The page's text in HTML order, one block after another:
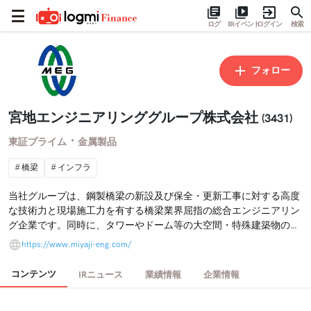
ログ IRイベントログイン 検索
フォロー
宮地エンジニアリンググループ株式会社 (3431)
東証プライム ・ 金属製品
橋梁 インフラ
当社グループは、鋼製橋梁の新設及び保全・更新工事に対する高度
な技術力と現場施工力を有する橋梁業界屈指の総合エンジニアリン
グ企業です。同時に、タワーやドーム等の大空間・特殊建築物の現
場施工力やケーソン等の沿岸構造物の設計・製作力も併せ持つ鋼構
造物のスペシャリストでもあります。当社グループは、鋼構造物の
建設、保全・更新の事業を通じて豊かな社会の構築に貢献すると共
に、持続的な企業価値の向上に努めます。
https://www.miyaji-eng.com/
コンテンツ IRニュース 業績情報 企業情報